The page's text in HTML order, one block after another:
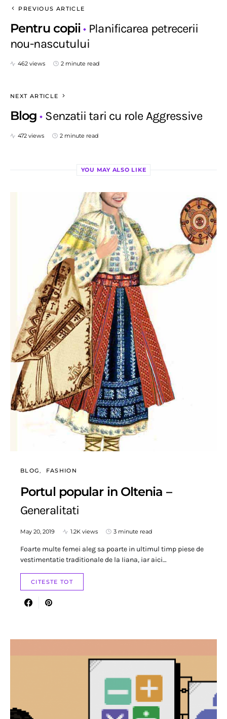
PREVIOUS ARTICLE
Pentru copii
Planificarea petrecerii
nou-nascutului
462 views 2 minute read
NEXT ARTICLE
Blog Senzatii tari cu role Aggressive
472 views 2 minute read
YOU MAY ALSO LIKE
BLOG FASHION
Portul popular in Oltenia –
Generalitati
May 20, 2019 1.2K views 3 minute read
Foarte multe femei aleg sa poarte in ultimul timp piese de
vestimentatie traditionale de la Iiana, iar aici…
CITESTE TOT